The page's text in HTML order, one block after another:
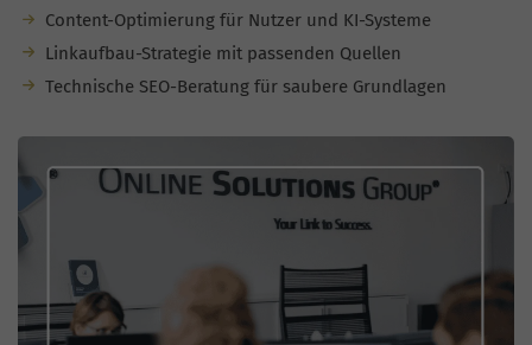
Content-Optimierung für Nutzer und KI-Systeme
Linkaufbau-Strategie mit passenden Quellen
Technische SEO-Beratung für saubere Grundlagen